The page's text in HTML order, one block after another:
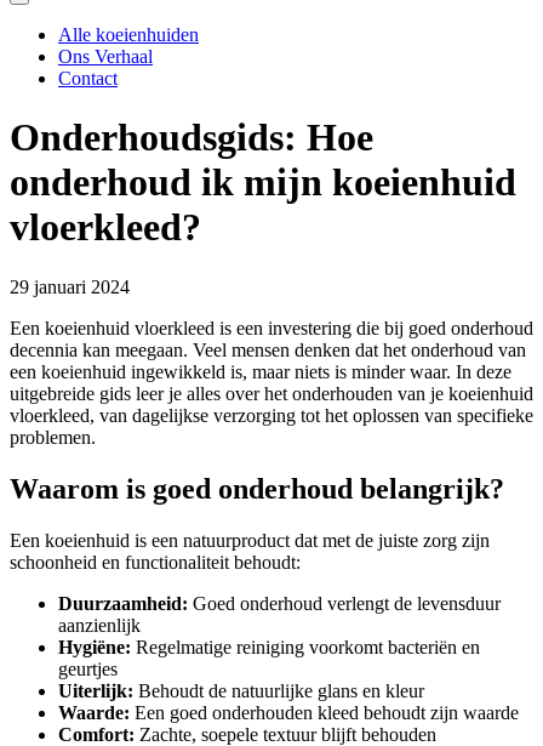
Alle koeienhuiden
Ons Verhaal
Contact
Onderhoudsgids: Hoe
onderhoud ik mijn koeienhuid
vloerkleed?
29 januari 2024
Een koeienhuid vloerkleed is een investering die bij goed onderhoud
decennia kan meegaan. Veel mensen denken dat het onderhoud van
een koeienhuid ingewikkeld is, maar niets is minder waar. In deze
uitgebreide gids leer je alles over het onderhouden van je koeienhuid
vloerkleed, van dagelijkse verzorging tot het oplossen van specifieke
problemen.
Waarom is goed onderhoud belangrijk?
Een koeienhuid is een natuurproduct dat met de juiste zorg zijn
schoonheid en functionaliteit behoudt:
Duurzaamheid: Goed onderhoud verlengt de levensduur
aanzienlijk
Hygiëne: Regelmatige reiniging voorkomt bacteriën en
geurtjes
Uiterlijk: Behoudt de natuurlijke glans en kleur
Waarde: Een goed onderhouden kleed behoudt zijn waarde
Comfort: Zachte, soepele textuur blijft behouden